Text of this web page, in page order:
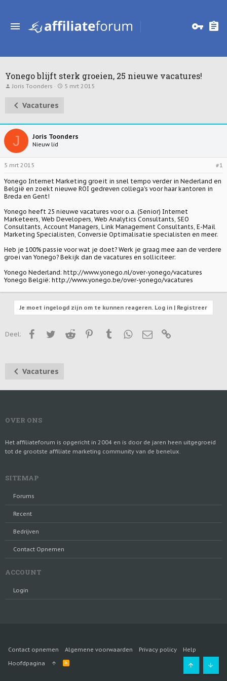
Yonego blijft sterk groeien, 25 nieuwe vacatures!
T
t
r
e
r
Joris Toonders
S
t
5 mrt 2015
Vacatures
J Joris Toonders
Nieuw lid
5 mrt 2015 #1
Yonego Internet Marketing groeit in snel tempo verder in Nederland en
België en zoekt nieuwe ROI gedreven collega's voor haar kantoren in
Breda en Gent!
Yonego heeft 25 nieuwe vacatures voor o.a. (Senior) Internet
Marketeers, Web Developers, Web Analytics Consultants, SEO
Consultants, Account Managers, Link Management Consultants, E-Mail
Marketing Specialisten, Conversie Optimalisatie specialisten en meer.
Heb je 100% passie voor wat je doet? Werk je graag mee aan de verdere
groei van Yonego? Bekijk dan de vacatures en solliciteer:
Yonego Nederland: http://www.yonego.nl/over-yonego/vacatures
Yonego België: http://www.yonego.be/over-yonego/vacatures
Je moet ingelogd zijn om te kunnen reageren. Log in | Registreer
Deel: FacebookTwitterReddit PinterestTumblrWhatsApp
E-mail
Vacatures
OVER ONS
Het affiliateforum is opgericht in 2004 en is door de jaren heen uitgegroeid
tot de grootste affiliate marketing community van de benelux.
SITEMAP
Forums
Recent
Bedrijven
Contact Opnemen
ACCOUNT
Login
Contact opnemen Algemene voorwaarden Privacy policy
Help
Hoofdpagina
R
S
Bovenaan